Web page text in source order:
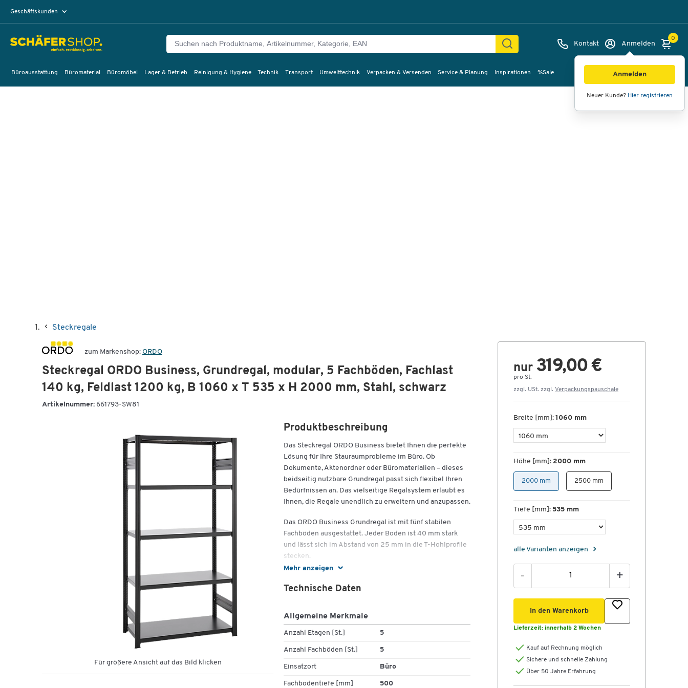
Geschäftskunden
Kontakt Anmelden
Anmelden
Neuer Kunde? Hier registrieren
0
Büroausstattung Büromaterial Büromöbel Lager & Betrieb Reinigung & Hygiene Technik Transport Umwelttechnik Verpacken & Versenden Service & Planung Inspirationen %Sale
Steckregale
zum Markenshop: ORDO
Steckregal ORDO Business, Grundregal, modular, 5 Fachböden, Fachlast
140 kg, Feldlast 1200 kg, B 1060 x T 535 x H 2000 mm, Stahl, schwarz
Artikelnummer: 661793-SW81
Für größere Ansicht auf das Bild klicken
Mehr anzeigen
Produktbeschreibung
Das Steckregal ORDO Business bietet Ihnen die perfekte
Lösung für Ihre Stauraumprobleme im Büro. Ob
Dokumente, Aktenordner oder Büromaterialien – dieses
beidseitig nutzbare Grundregal passt sich flexibel Ihren
Bedürfnissen an. Das vielseitige Regalsystem erlaubt es
Ihnen, die Regale unendlich zu erweitern und anzupassen.
Das ORDO Business Grundregal ist mit fünf stabilen
Fachböden ausgestattet. Jeder Boden ist 40 mm stark
und lässt sich im Abstand von 25 mm in die T-Hohlprofile
stecken.
Regalsystems sind die Aussteifungstraversen, die für
und Fachbodenträgern benötigen Sie hier nur zwei
Fachbodenebenen, um eine sichere Regaleinheit zu
Umstellen stets stabil und zuverlässig.
ein weiterer Pluspunkt. Je nach Bedarf kann das
Technische Daten
Allgemeine Merkmale
Anzahl Etagen [St.] 5
Anzahl Fachböden [St.] 5
Einsatzort Büro
Fachbodentiefe [mm] 500
nur 319,00 €
pro St.
zzgl. USt. zzgl. Verpackungspauschale
Breite [mm]: 1060 mm
Höhe [mm]: 2000 mm
2000 mm 2500 mm
Tiefe [mm]: 535 mm
alle Varianten anzeigen
- +
In den Warenkorb
Lieferzeit: innerhalb 2 Wochen
Kauf auf Rechnung möglich
Sichere und schnelle Zahlung
Über 50 Jahre Erfahrung
Bilder Videos 360°-Ansicht